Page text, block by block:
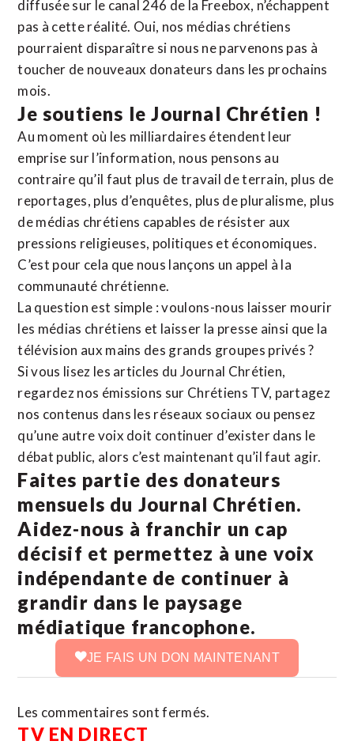
diffusée sur le canal 246 de la Freebox, n’échappent
pas à cette réalité. Oui, nos médias chrétiens
pourraient disparaître si nous ne parvenons pas à
toucher de nouveaux donateurs dans les prochains
mois.
Je soutiens le Journal Chrétien !
Au moment où les milliardaires étendent leur
emprise sur l’information, nous pensons au
contraire qu’il faut plus de travail de terrain, plus de
reportages, plus d’enquêtes, plus de pluralisme, plus
de médias chrétiens capables de résister aux
pressions religieuses, politiques et économiques.
C’est pour cela que nous lançons un appel à la
communauté chrétienne.
La question est simple : voulons-nous laisser mourir
les médias chrétiens et laisser la presse ainsi que la
télévision aux mains des grands groupes privés ?
Si vous lisez les articles du Journal Chrétien,
regardez nos émissions sur Chrétiens TV, partagez
nos contenus dans les réseaux sociaux ou pensez
qu’une autre voix doit continuer d’exister dans le
débat public, alors c’est maintenant qu’il faut agir.
Faites partie des donateurs
mensuels du Journal Chrétien.
Aidez-nous à franchir un cap
décisif et permettez à une voix
indépendante de continuer à
grandir dans le paysage
médiatique francophone.
JE FAIS UN DON MAINTENANT
Les commentaires sont fermés.
TV EN DIRECT